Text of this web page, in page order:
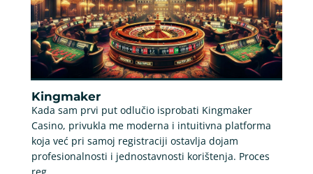
Kingmaker
Kada sam prvi put odlučio isprobati Kingmaker
Casino, privukla me moderna i intuitivna platforma
koja već pri samoj registraciji ostavlja dojam
profesionalnosti i jednostavnosti korištenja. Proces